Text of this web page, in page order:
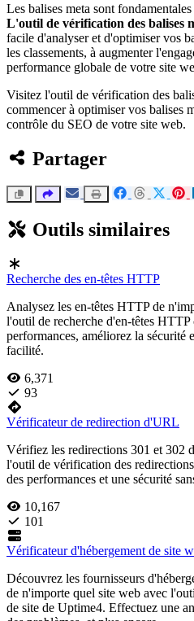
Les balises meta sont
L'outil de vérification des balises
facile d'analyser et d'optimiser vos
les classements, à augmenter
performance globale de votre site
Visitez l'outil de vérification des
commencer à optimiser vos balises
contrôle du SEO de votre site web.
Partager
Outils similaires
Recherche des en-têtes HTTP
Analysez les en-têtes HTTP de
l'outil de recherche d'en-têtes
performances, améliorez la sécurité
facilité.
6,371
93
Vérificateur de redirection d'URL
Vérifiez les redirections 301 et 302
l'outil de vérification des
des performances et une sécurité
10,167
101
Vérificateur d'hébergement de site
Découvrez les fournisseurs
de n'importe quel site web avec
de site de Uptime4. Effectuez une